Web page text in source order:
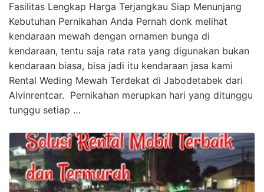
Fasilitas Lengkap Harga Terjangkau Siap Menunjang
Kebutuhan Pernikahan Anda Pernah donk melihat
kendaraan mewah dengan ornamen bunga di
kendaraan, tentu saja rata rata yang digunakan bukan
kendaraan biasa, bisa jadi itu kendaraan jasa kami
Rental Weding Mewah Terdekat di Jabodetabek dari
Alvinrentcar. Pernikahan merupkan hari yang ditunggu
tunggu setiap …